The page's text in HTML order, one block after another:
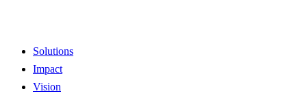
Solutions
Impact
Vision